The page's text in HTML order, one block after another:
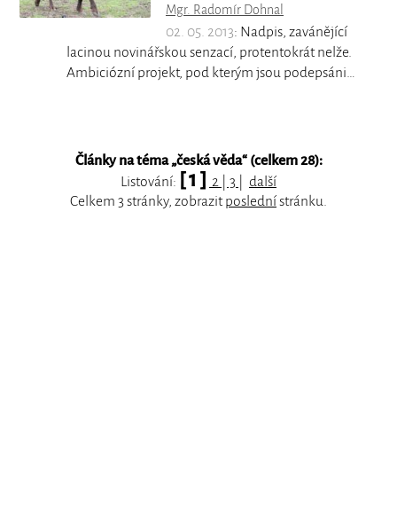
Mgr. Radomír Dohnal
02. 05. 2013: Nadpis, zavánějící
lacinou novinářskou senzací, protentokrát nelže.
Ambiciózní projekt, pod kterým jsou podepsáni…
Články na téma „česká věda“ (celkem 28):
Listování: [ 1 ] 2 3
další
Celkem 3 stránky, zobrazitposlednístránku.